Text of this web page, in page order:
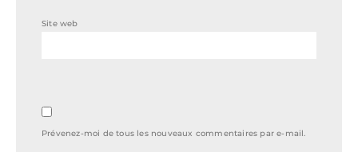
Site web
Prévenez-moi de tous les nouveaux commentaires par e-mail.